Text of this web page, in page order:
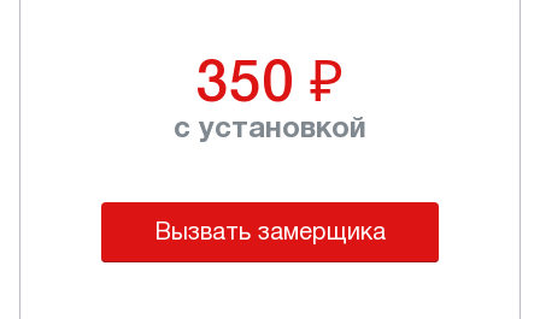
350 ₽
с установкой
Вызвать замерщика